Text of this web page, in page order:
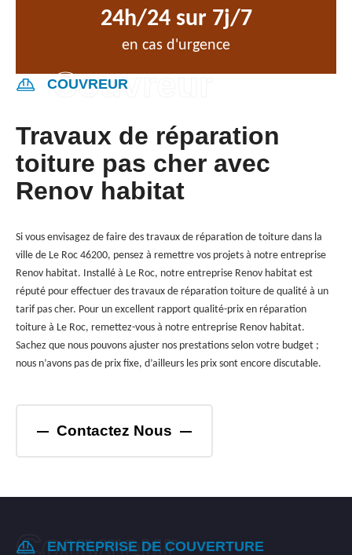
24h/24 sur 7j/7
en cas d'urgence
COUVREUR
Travaux de réparation
toiture pas cher avec
Renov habitat
Si vous envisagez de faire des travaux de réparation de toiture dans la
ville de Le Roc 46200, pensez à remettre vos projets à notre entreprise
Renov habitat. Installé à Le Roc, notre entreprise Renov habitat est
réputé pour effectuer des travaux de réparation toiture de qualité à un
tarif pas cher. Pour un excellent rapport qualité-prix en réparation
toiture à Le Roc, remettez-vous à notre entreprise Renov habitat.
Sachez que nous pouvons ajuster nos prestations selon votre budget ;
nous n’avons pas de prix fixe, d’ailleurs les prix sont encore discutable.
Contactez Nous
ENTREPRISE DE COUVERTURE